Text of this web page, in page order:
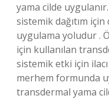
yama cilde
sistemik dağıtım
uygulama yoludur .
için kullanılan
sistemik etki için
merhem formunda
transdermal yama